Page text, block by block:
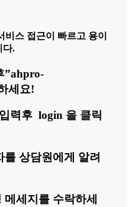
스 접근이 빠르고 용이
다.
”ahpro-
세요!
력후 login 을 클릭
상담원에게 알려
세지를 수락하세